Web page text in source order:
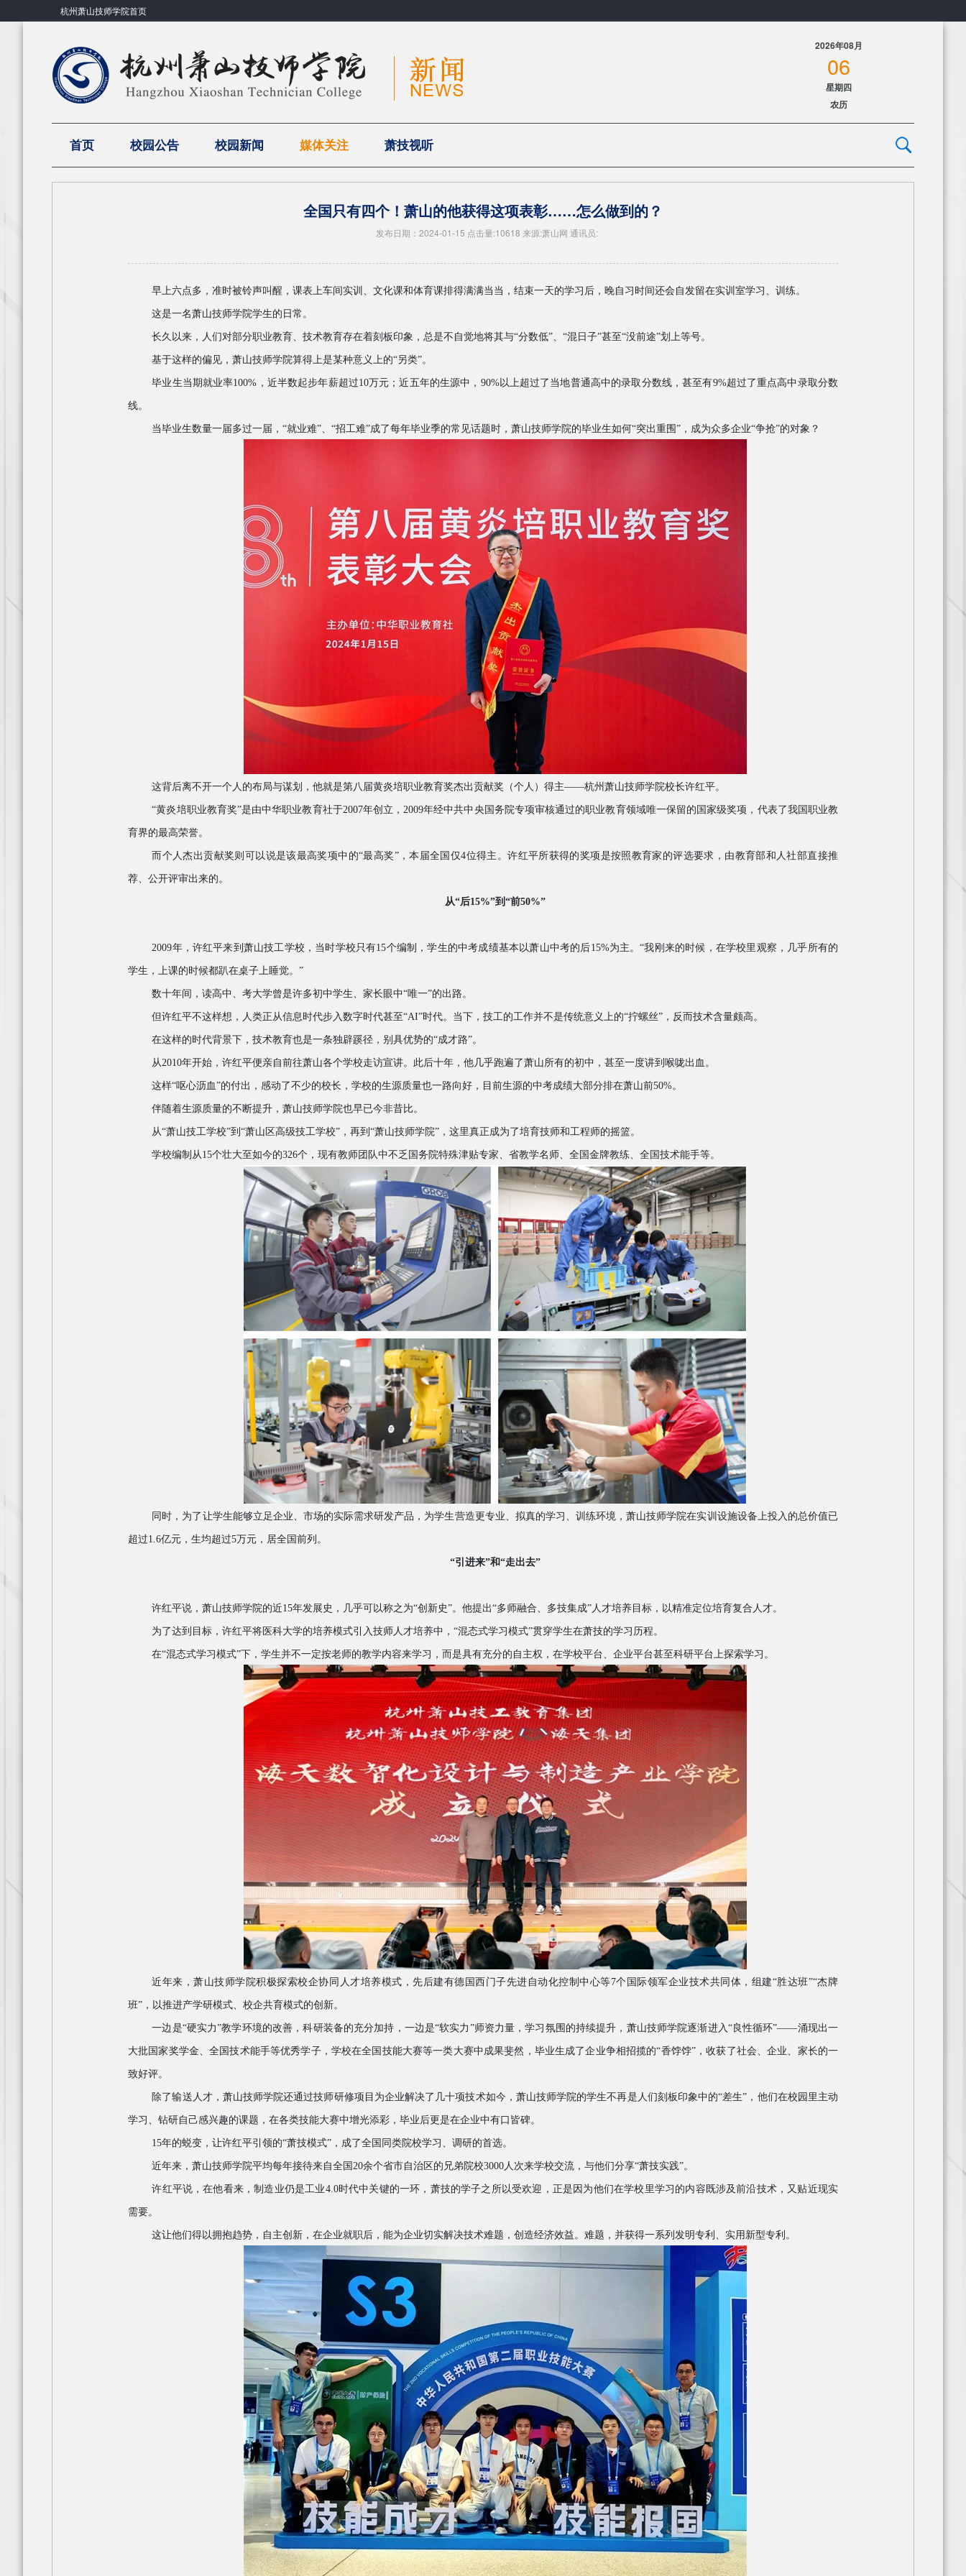
杭州萧山技师学院首页
2026年08月
06
星期四
农历
首页 校园公告 校园新闻 媒体关注 萧技视听
全国只有四个！萧山的他获得这项表彰……怎么做到的？
发布日期：2024-01-15 点击量:10618 来源:萧山网 通讯员:
早上六点多，准时被铃声叫醒，课表上车间实训、文化课和体育课排得满满当当，结束一天的学习后，晚自习时间还会自发留在实训室学习、训练。
这是一名萧山技师学院学生的日常。
长久以来，人们对部分职业教育、技术教育存在着刻板印象，总是不自觉地将其与“分数低”、“混日子”甚至“没前途”划上等号。
基于这样的偏见，萧山技师学院算得上是某种意义上的“另类”。
毕业生当期就业率100%，近半数起步年薪超过10万元；近五年的生源中，90%以上超过了当地普通高中的录取分数线，甚至有9%超过了重点高中录取分数
线。
当毕业生数量一届多过一届，“就业难”、“招工难”成了每年毕业季的常见话题时，萧山技师学院的毕业生如何“突出重围”，成为众多企业“争抢”的对象？
这背后离不开一个人的布局与谋划，他就是第八届黄炎培职业教育奖杰出贡献奖（个人）得主——杭州萧山技师学院校长许红平。
“黄炎培职业教育奖”是由中华职业教育社于2007年创立，2009年经中共中央国务院专项审核通过的职业教育领域唯一保留的国家级奖项，代表了我国职业教
育界的最高荣誉。
而个人杰出贡献奖则可以说是该最高奖项中的“最高奖”，本届全国仅4位得主。许红平所获得的奖项是按照教育家的评选要求，由教育部和人社部直接推
荐、公开评审出来的。
从“后15%”到“前50%”
2009年，许红平来到萧山技工学校，当时学校只有15个编制，学生的中考成绩基本以萧山中考的后15%为主。“我刚来的时候，在学校里观察，几乎所有的
学生，上课的时候都趴在桌子上睡觉。”
数十年间，读高中、考大学曾是许多初中学生、家长眼中“唯一”的出路。
但许红平不这样想，人类正从信息时代步入数字时代甚至“AI”时代。当下，技工的工作并不是传统意义上的“拧螺丝”，反而技术含量颇高。
在这样的时代背景下，技术教育也是一条独辟蹊径，别具优势的“成才路”。
从2010年开始，许红平便亲自前往萧山各个学校走访宣讲。此后十年，他几乎跑遍了萧山所有的初中，甚至一度讲到喉咙出血。
这样“呕心沥血”的付出，感动了不少的校长，学校的生源质量也一路向好，目前生源的中考成绩大部分排在萧山前50%。
伴随着生源质量的不断提升，萧山技师学院也早已今非昔比。
从“萧山技工学校”到“萧山区高级技工学校”，再到“萧山技师学院”，这里真正成为了培育技师和工程师的摇篮。
学校编制从15个壮大至如今的326个，现有教师团队中不乏国务院特殊津贴专家、省教学名师、全国金牌教练、全国技术能手等。
同时，为了让学生能够立足企业、市场的实际需求研发产品，为学生营造更专业、拟真的学习、训练环境，萧山技师学院在实训设施设备上投入的总价值已
超过1.6亿元，生均超过5万元，居全国前列。
“引进来”和“走出去”
许红平说，萧山技师学院的近15年发展史，几乎可以称之为“创新史”。他提出“多师融合、多技集成”人才培养目标，以精准定位培育复合人才。
为了达到目标，许红平将医科大学的培养模式引入技师人才培养中，“混态式学习模式”贯穿学生在萧技的学习历程。
在“混态式学习模式”下，学生并不一定按老师的教学内容来学习，而是具有充分的自主权，在学校平台、企业平台甚至科研平台上探索学习。
近年来，萧山技师学院积极探索校企协同人才培养模式，先后建有德国西门子先进自动化控制中心等7个国际领军企业技术共同体，组建“胜达班”“杰牌
班”，以推进产学研模式、校企共育模式的创新。
一边是“硬实力”教学环境的改善，科研装备的充分加持，一边是“软实力”师资力量，学习氛围的持续提升，萧山技师学院逐渐进入“良性循环”——涌现出一
大批国家奖学金、全国技术能手等优秀学子，学校在全国技能大赛等一类大赛中成果斐然，毕业生成了企业争相招揽的“香饽饽”，收获了社会、企业、家长的一
致好评。
除了输送人才，萧山技师学院还通过技师研修项目为企业解决了几十项技术如今，萧山技师学院的学生不再是人们刻板印象中的“差生”，他们在校园里主动
学习、钻研自己感兴趣的课题，在各类技能大赛中增光添彩，毕业后更是在企业中有口皆碑。
15年的蜕变，让许红平引领的“萧技模式”，成了全国同类院校学习、调研的首选。
近年来，萧山技师学院平均每年接待来自全国20余个省市自治区的兄弟院校3000人次来学校交流，与他们分享“萧技实践”。
许红平说，在他看来，制造业仍是工业4.0时代中关键的一环，萧技的学子之所以受欢迎，正是因为他们在学校里学习的内容既涉及前沿技术，又贴近现实
需要。
这让他们得以拥抱趋势，自主创新，在企业就职后，能为企业切实解决技术难题，创造经济效益。难题，并获得一系列发明专利、实用新型专利。